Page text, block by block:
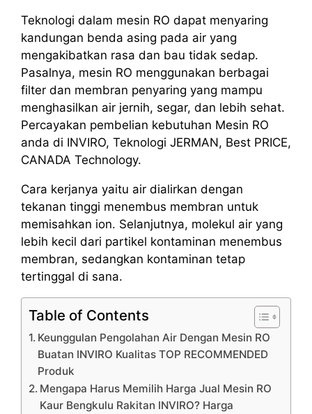
Teknologi dalam mesin RO dapat menyaring
kandungan benda asing pada air yang
mengakibatkan rasa dan bau tidak sedap.
Pasalnya, mesin RO menggunakan berbagai
filter dan membran penyaring yang mampu
menghasilkan air jernih, segar, dan lebih sehat.
Percayakan pembelian kebutuhan Mesin RO
anda di INVIRO, Teknologi JERMAN, Best PRICE,
CANADA Technology.
Cara kerjanya yaitu air dialirkan dengan
tekanan tinggi menembus membran untuk
memisahkan ion. Selanjutnya, molekul air yang
lebih kecil dari partikel kontaminan menembus
membran, sedangkan kontaminan tetap
tertinggal di sana.
Table of Contents
Keunggulan Pengolahan Air Dengan Mesin RO
Buatan INVIRO Kualitas TOP RECOMMENDED
Produk
Mengapa Harus Memilih Harga Jual Mesin RO
Kaur Bengkulu Rakitan INVIRO? Harga